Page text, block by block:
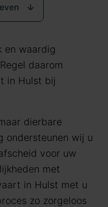
en waardig
daarom
in Hulst bij
dierbare
ondersteunen wij u
voor uw
met
in Hulst met u
zo zorgeloos